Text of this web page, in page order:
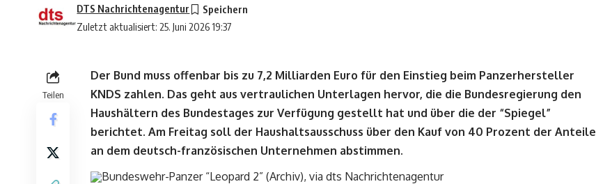
Zuletzt aktualisiert: 25. Juni 2026 19:37
DTS Nachrichtenagentur
Teilen
Der Bund muss offenbar bis zu 7,2 Milliarden Euro für den Einstieg beim Panzerhersteller
KNDS zahlen. Das geht aus vertraulichen Unterlagen hervor, die die Bundesregierung den
Haushältern des Bundestages zur Verfügung gestellt hat und über die der “Spiegel”
berichtet. Am Freitag soll der Haushaltsausschuss über den Kauf von 40 Prozent der Anteile
an dem deutsch-französischen Unternehmen abstimmen.
Bundeswehr-Panzer “Leopard 2” (Archiv), via dts Nachrichtenagentur